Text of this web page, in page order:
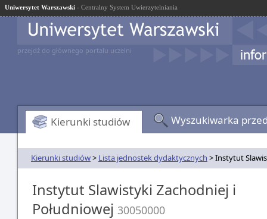
Uniwersytet Warszawski - Centralny System Uwierzytelniania
przejdź do głównego portalu uczelni
Kierunki studiów Wyszukiwarka
Kierunki studiów> Lista jednostek dydaktycznych > Instytut
Instytut Slawistyki Zachodniej i
Południowej 30050000